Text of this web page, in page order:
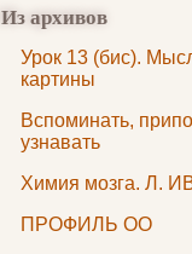
Из архивов
Урок 13 (бис).
картины
Вспоминать,
узнавать
Химия мозга. Л.
ПРОФИЛЬ ОО